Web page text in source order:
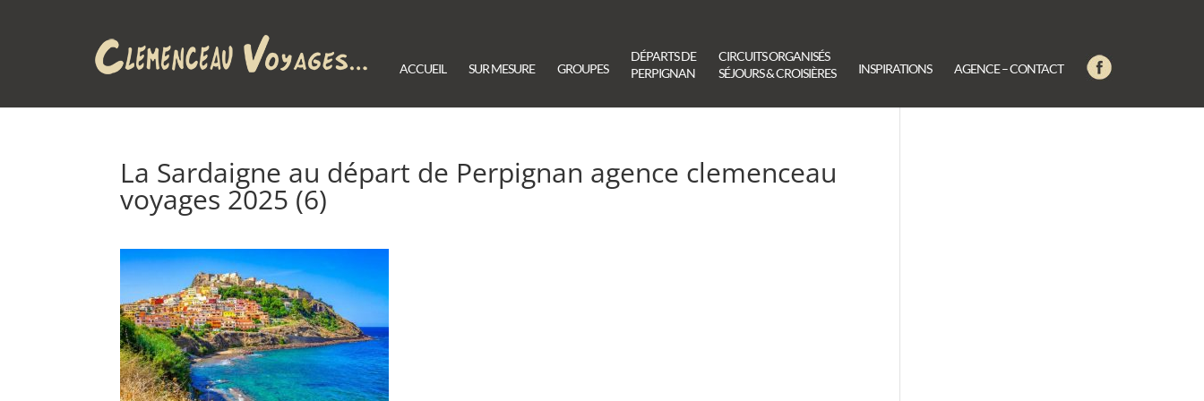
ACCUEIL SUR MESURE GROUPES
DÉPARTS DE
PERPIGNAN
CIRCUITS ORGANISÉS
SÉJOURS & CROISIÈRES
INSPIRATIONS AGENCE – CONTACT
La Sardaigne au départ de Perpignan agence clemenceau
voyages 2025 (6)